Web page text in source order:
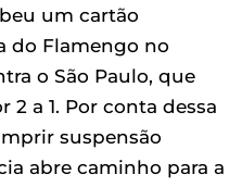
um cartão
do Flamengo no
o São Paulo, que
a 1. Por conta dessa
suspensão
abre caminho para a